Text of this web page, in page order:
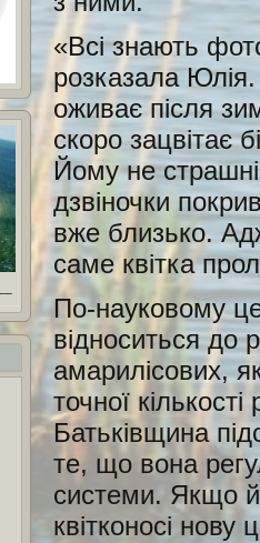
«Всі знають
розказала
оживає після
скоро зацвітає
Йому не страшні
дзвіночки
вже близько.
саме квітка
По-науковому
відноситься до
амарилісових,
точної
Батьківщина
те, що вона
системи. Якщо
квітконосі нову